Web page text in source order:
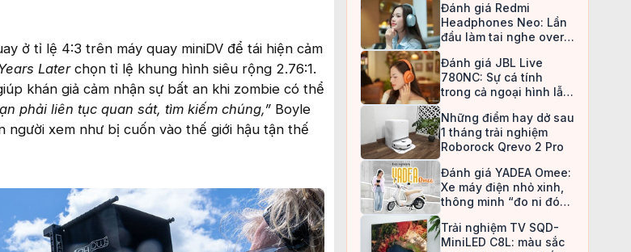
ở tỉ lệ 4:3 trên máy quay miniDV để tái hiện cảm
Laterchọn tỉ lệ khung hình siêu rộng 2.76:1.
khán giả cảm nhận sự bất an khi zombie có thể
phải liên tục quan sát, tìm kiếm chúng,” Boyle
người xem như bị cuốn vào thế giới hậu tận thế
Đánh giá Redmi
Headphones Neo: Lần
đầu làm tai nghe over-
an toàn
Đánh giá JBL Live
780NC: Sự cá tính
trong cả ngoại hình lẫn
Những điểm hay dở sau
1 tháng trải nghiệm
Roborock Qrevo 2 Pro
Đánh giá YADEA Omee:
Xe máy điện nhỏ xinh,
thông minh “đo ni đóng
Trải nghiệm TV SQD-
MiniLED C8L: màu sắc